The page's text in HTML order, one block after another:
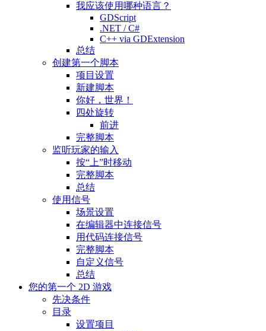
我应该使用哪种语言？
GDScript
.NET / C#
C++ via GDExtension
总结
创建第一个脚本
项目设置
新建脚本
你好，世界！
四处旋转
前进
完整脚本
监听玩家的输入
按“上”时移动
完整脚本
总结
使用信号
场景设置
在编辑器中连接信号
用代码连接信号
完整脚本
自定义信号
总结
您的第一个 2D 游戏
先决条件
目录
设置项目